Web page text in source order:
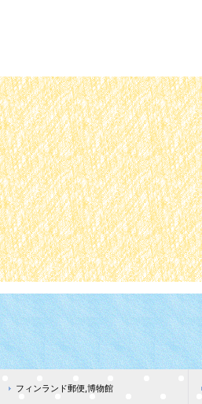
フィンランド郵便,博物館